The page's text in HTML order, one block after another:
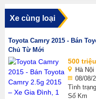
Xe cùng loại
Toyota Camry 2015 - Bán
Chủ Từ Mới
500 triệu
Hà Nội
08/08/
Tình trạng
Số Km